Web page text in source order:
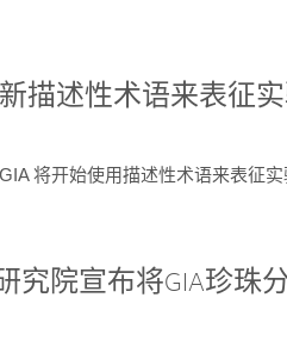
描述性术语来表征
将开始使用描述性术语来表征
究院宣布将GIA珍珠